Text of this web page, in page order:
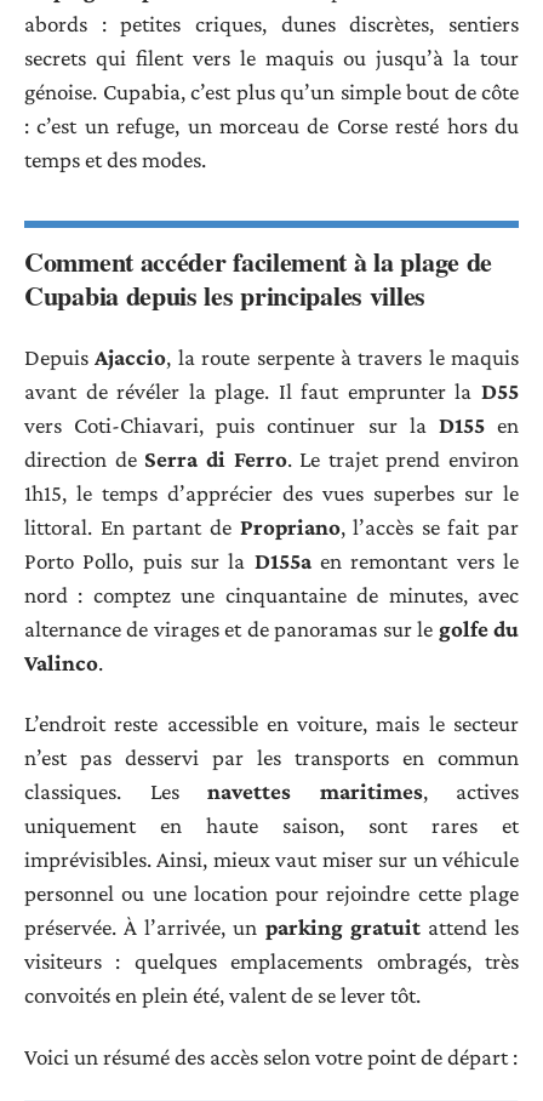
abords : petites criques, dunes discrètes, sentiers
secrets qui filent vers le maquis ou jusqu’à la tour
génoise. Cupabia, c’est plus qu’un simple bout de côte
: c’est un refuge, un morceau de Corse resté hors du
temps et des modes.
Comment accéder facilement à la plage de
Cupabia depuis les principales villes
DepuisAjaccio, la route serpente à travers le maquis
avant de révéler la plage. Il faut emprunter la D55
vers Coti-Chiavari, puis continuer sur la D155en
direction de Serra di Ferro. Le trajet prend environ
1h15, le temps d’apprécier des vues superbes sur le
littoral. En partant de Propriano, l’accès se fait par
Porto Pollo, puis sur la D155aen remontant vers le
nord : comptez une cinquantaine de minutes, avec
alternance de virages et de panoramas sur le golfe du
Valinco.
L’endroit reste accessible en voiture, mais le secteur
n’est pas desservi par les transports en commun
classiques. Les navettes maritimes, actives
uniquement en haute saison, sont rares et
imprévisibles. Ainsi, mieux vaut miser sur un véhicule
personnel ou une location pour rejoindre cette plage
préservée. À l’arrivée, un parking gratuitattend les
visiteurs : quelques emplacements ombragés, très
convoités en plein été, valent de se lever tôt.
Voici un résumé des accès selon votre point de départ :